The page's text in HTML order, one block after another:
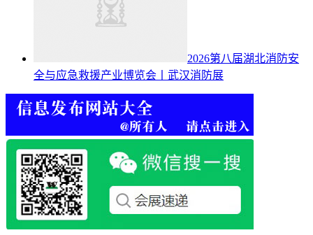
2026第八届湖北消防安
全与应急救援产业博览会丨武汉消防展